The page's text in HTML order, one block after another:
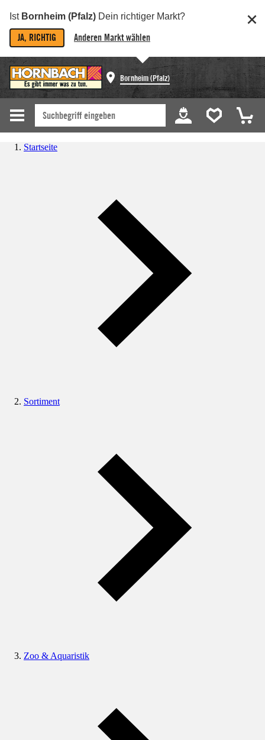
Ist Bornheim (Pfalz) Dein richtiger Markt?
JA, RICHTIG Anderen Markt wählen
Bornheim (Pfalz)
Startseite
Sortiment
Zoo & Aquaristik